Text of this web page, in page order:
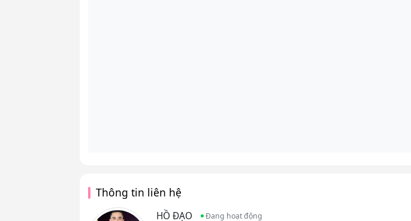
Thông tin liên hệ
HỒ ĐẠO
Đang hoạt động